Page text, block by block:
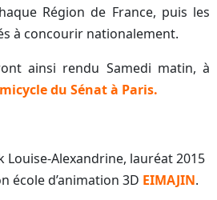
Région de France, puis les
à concourir nationalement.
ainsi rendu Samedi matin, à
du Sénat à Paris.
Alexandrine, lauréat 2015
école d’animation 3D EIMAJIN.